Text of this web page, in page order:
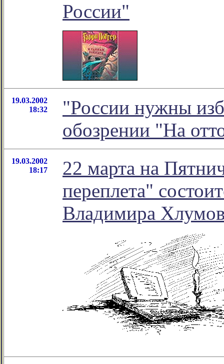
России"
19.03.2002
18:32
"России нужны
обозрении "На
19.03.2002
18:17
22 марта на
переплета"
Владимира